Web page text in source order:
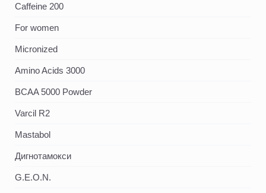
Caffeine 200
For women
Micronized
Amino Acids 3000
BCAA 5000 Powder
Varcil R2
Mastabol
Дигнотамокси
G.E.O.N.